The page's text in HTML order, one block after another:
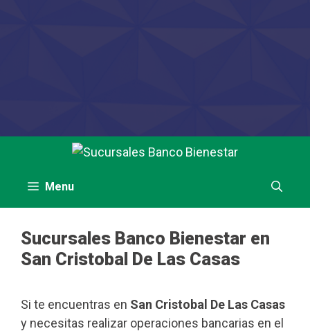
contenidoMenu
Sucursales Banco Bienestar en
San Cristobal De Las Casas
Si te encuentras en San Cristobal De Las Casas
y necesitas realizar operaciones bancarias en el